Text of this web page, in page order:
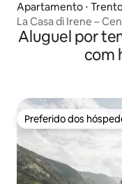
Apartamento ⋅
La Casa di Irene –
Aluguel por
com
Preferido dos
Preferido dos